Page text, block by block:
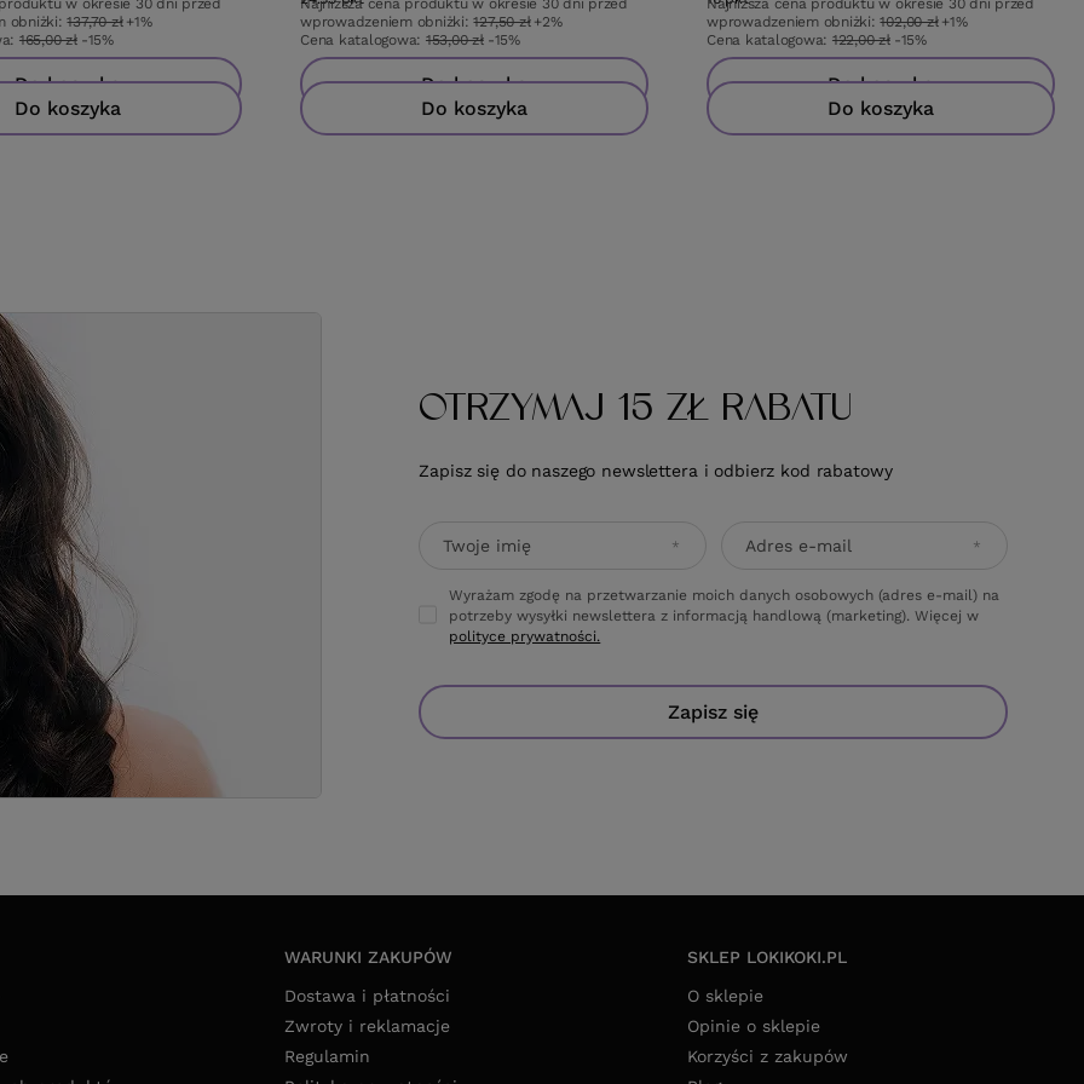
Do koszyka Do koszyka Do koszyka
obniżki:137,70 zł +1%
165,00 zł -15%
Do koszyka
wprowadzeniem obniżki:127,50 zł +2%
Cena katalogowa: 153,00 zł -15%
Do koszyka
wprowadzeniem obniżki:102,00 zł +1%
Cena katalogowa: 122,00 zł -15%
Do koszyka
OTRZYMAJ 15 ZŁ RABATU
Zapisz się do naszego newslettera i odbierz kod rabatowy
Twoje imię Adres e-mail
Wyrażam zgodę na przetwarzanie moich danych osobowych (adres e-mail) na
potrzeby wysyłki newslettera z informacją handlową (marketing). Więcej w
polityce prywatności.
Zapisz się
WARUNKI ZAKUPÓW
Dostawa i płatności
Zwroty i reklamacje
Regulamin
SKLEP LOKIKOKI.PL
O sklepie
Opinie o sklepie
Korzyści z zakupów